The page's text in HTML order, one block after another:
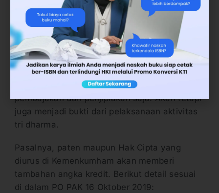
Dapat diterapkan di industri.
Paten dan Angka Kredit
Mendaftarkan paten bagi kalangan dosen
adalah suatu keharusan, tidak hanya
membantu melindungi temuan dari aksi
pembajakan dan penjiplakan saja. Akan tetapi
juga menjadi bukti dari pelaksanaan aktivitas
tri dharma.
Pasalnya, paten maupun Hak Cipta yang
diurus di Kemenkumham akan memberi
tambahan angka kredit. Berikut detail sesuai
di dalam PO PAK 16 Oktober 2019: